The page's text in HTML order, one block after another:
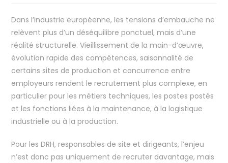
Dans l’industrie européenne, les tensions d’embauche ne
relèvent plus d’un déséquilibre ponctuel, mais d’une
réalité structurelle. Vieillissement de la main-d’œuvre,
évolution rapide des compétences, saisonnalité de
certains sites de production et concurrence entre
employeurs rendent le recrutement plus complexe, en
particulier pour les métiers techniques, les postes postés
et les fonctions liées à la maintenance, à la logistique
industrielle ou à la production.
Pour les DRH, responsables de site et dirigeants, l’enjeu
n’est donc pas uniquement de recruter davantage, mais